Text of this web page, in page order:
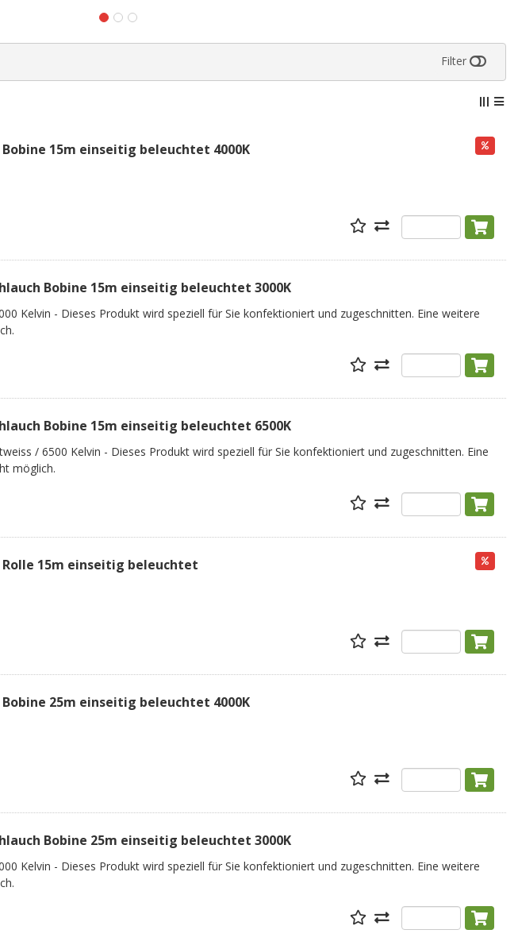
Filter
Bobine 15m einseitig beleuchtet 4000K
Bobine 15m einseitig beleuchtet 3000K
Kelvin - Dieses Produkt wird speziell für Sie konfektioniert und zugeschnitten. Eine weitere
Bobine 15m einseitig beleuchtet 6500K
/ 6500 Kelvin - Dieses Produkt wird speziell für Sie konfektioniert und zugeschnitten. Eine
möglich.
Rolle 15m einseitig beleuchtet
Bobine 25m einseitig beleuchtet 4000K
Bobine 25m einseitig beleuchtet 3000K
Kelvin - Dieses Produkt wird speziell für Sie konfektioniert und zugeschnitten. Eine weitere